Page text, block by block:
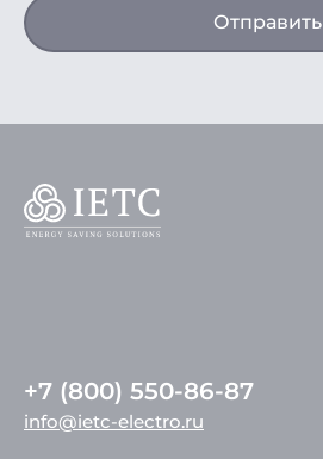
Отправить
+7 (800) 550-86-87
info@ietc-electro.ru